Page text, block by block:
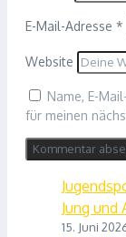
E-Mail-Adresse *
Website
Name, E-
für meinen
Jung und
15. Juni